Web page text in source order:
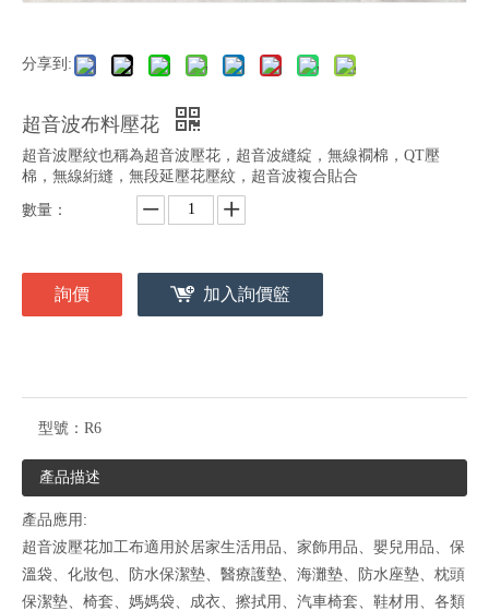
分享到:
超音波布料壓花
超音波壓紋也稱為超音波壓花，超音波縫綻，無線襉棉，QT壓
棉，無線絎縫，無段延壓花壓紋，超音波複合貼合
數量：
詢價 加入詢價籃
型號： R6
產品描述
產品應用:
超音波壓花加工布適用於居家生活用品、家飾用品、嬰兒用品、保
溫袋、化妝包、防水保潔墊、醫療護墊、海灘墊、防水座墊、枕頭
保潔墊、椅套、媽媽袋、成衣、擦拭用、汽車椅套、鞋材用、各類